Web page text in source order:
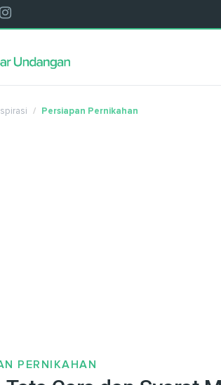
Persiapan Pernikahan
PERNIKAHAN